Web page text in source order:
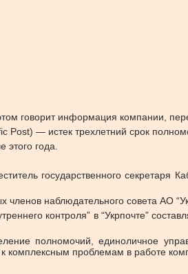
говорит информация компании,
— истек трехлетний срок
года.
государственного секретаря
наблюдательного совета АО
контроля” в “Укрпочте”
полномочий, единоличное
комплексным проблемам в работе